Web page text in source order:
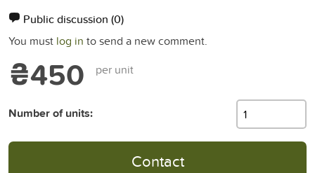
Public discussion (0)
You must log in to send a new comment.
₴450 per unit
Number of units:
Contact